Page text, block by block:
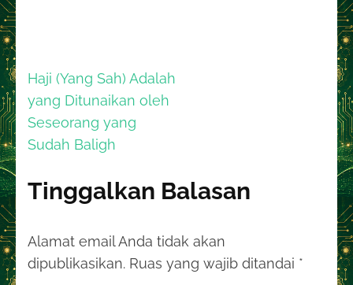
Navigasi
pos
Haji (Yang Sah) Adalah
yang Ditunaikan oleh
Seseorang yang
Sudah Baligh
Tinggalkan Balasan
Alamat email Anda tidak akan
dipublikasikan. Ruas yang wajib ditandai *